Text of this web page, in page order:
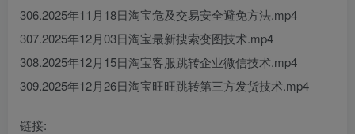
306.2025年11月18日淘宝危及交易安全避免方法.mp4
307.2025年12月03日淘宝最新搜索变图技术.mp4
308.2025年12月15日淘宝客服跳转企业微信技术.mp4
309.2025年12月26日淘宝旺旺跳转第三方发货技术.mp4
链接: